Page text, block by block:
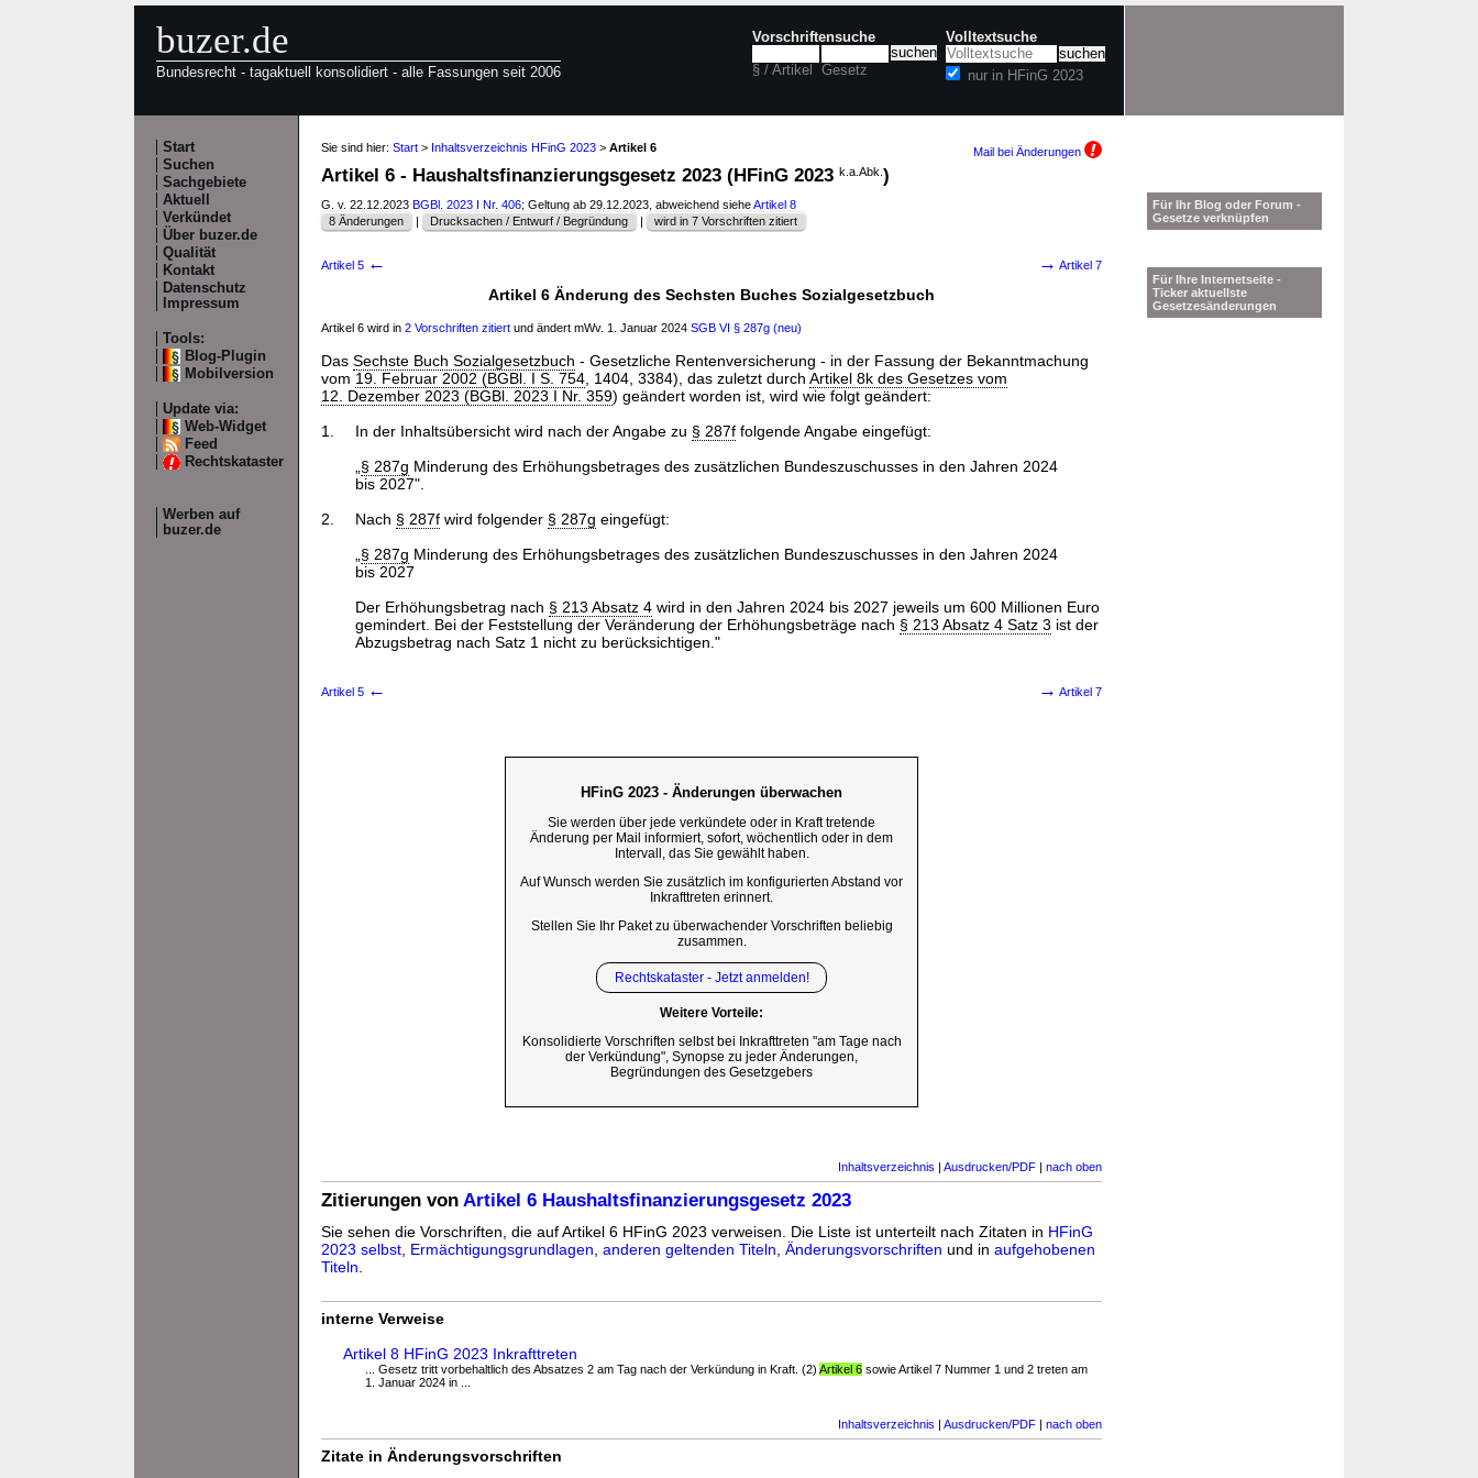
buzer.de
Bundesrecht - tagaktuell konsolidiert - alle Fassungen seit 2006
Vorschriftensuche
§ / Artikel Gesetz
Volltextsuche
nur in HFinG 2023
Start
Suchen
Sachgebiete
Aktuell
Verkündet
Über buzer.de
Qualität
Kontakt
Datenschutz
Impressum
Tools:
Blog-Plugin
Mobilversion
Update via:
Web-Widget
Feed
Rechtskataster
Werben auf
buzer.de
Sie sind hier: Start > Inhaltsverzeichnis HFinG 2023 > Artikel 6 Mail bei Änderungen
Artikel 6 - Haushaltsfinanzierungsgesetz 2023 (HFinG 2023 k.a.Abk. )
G. v. 22.12.2023 BGBl. 2023 I Nr. 406; Geltung ab 29.12.2023, abweichend sieheArtikel 8
8 Änderungen
| Drucksachen / Entwurf / Begründung | wird in 7 Vorschriften zitiert
Artikel 5 ← → Artikel 7
Artikel 6 Änderung des Sechsten Buches Sozialgesetzbuch
Artikel 6 wird in 2 Vorschriften zitiert und ändert mWv. 1. Januar 2024 SGB VI § 287g (neu)
Das Sechste Buch Sozialgesetzbuch - Gesetzliche Rentenversicherung - in der Fassung der Bekanntmachung
vom 19. Februar 2002 (BGBl. I S. 754 , 1404, 3384), das zuletzt durch Artikel 8k des Gesetzes vom
12. Dezember 2023 (BGBl. 2023 I Nr. 359) geändert worden ist, wird wie folgt geändert:
1.
In der Inhaltsübersicht wird nach der Angabe zu § 287ffolgende Angabe eingefügt:
§ 287g Minderung des Erhöhungsbetrages des zusätzlichen Bundeszuschusses in den Jahren 2024
bis 2027".
2.
Nach § 287fwird folgender § 287g eingefügt:
§ 287g Minderung des Erhöhungsbetrages des zusätzlichen Bundeszuschusses in den Jahren 2024
bis 2027
Der Erhöhungsbetrag nach § 213 Absatz 4wird in den Jahren 2024 bis 2027 jeweils um 600 Millionen Euro
gemindert. Bei der Feststellung der Veränderung der Erhöhungsbeträge nach § 213 Absatz 4 Satz 3 ist der
Abzugsbetrag nach Satz 1 nicht zu berücksichtigen."
Artikel 5 ← → Artikel 7
HFinG 2023 - Änderungen überwachen
Sie werden über jede verkündete oder in Kraft tretende
Änderung per Mail informiert, sofort, wöchentlich oder in dem
Intervall, das Sie gewählt haben.
Auf Wunsch werden Sie zusätzlich im konfigurierten Abstand vor
Inkrafttreten erinnert.
Stellen Sie Ihr Paket zu überwachender Vorschriften beliebig
zusammen.
Rechtskataster - Jetzt anmelden!
Weitere Vorteile:
Konsolidierte Vorschriften selbst bei Inkrafttreten "am Tage nach
der Verkündung", Synopse zu jeder Änderungen,
Begründungen des Gesetzgebers
Inhaltsverzeichnis | Ausdrucken/PDF | nach oben
Zitierungen von Artikel 6 Haushaltsfinanzierungsgesetz 2023
Sie sehen die Vorschriften, die auf Artikel 6 HFinG 2023 verweisen. Die Liste ist unterteilt nach Zitaten in HFinG
2023 selbst Ermächtigungsgrundlagen anderen geltenden Titeln Änderungsvorschriften und in aufgehobenen
Titeln
interne Verweise
Artikel 8 HFinG 2023 Inkrafttreten
... Gesetz tritt vorbehaltlich des Absatzes 2 am Tag nach der Verkündung in Kraft. (2) Artikel 6 sowie Artikel 7 Nummer 1 und 2 treten am
1. Januar 2024 in ...
Inhaltsverzeichnis | Ausdrucken/PDF | nach oben
Zitate in Änderungsvorschriften
Für Ihr Blog oder Forum -
Gesetze verknüpfen
Für Ihre Internetseite -
Ticker aktuellste
Gesetzesänderungen